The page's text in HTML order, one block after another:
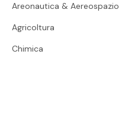
Areonautica & Aereospazio
Agricoltura
Chimica